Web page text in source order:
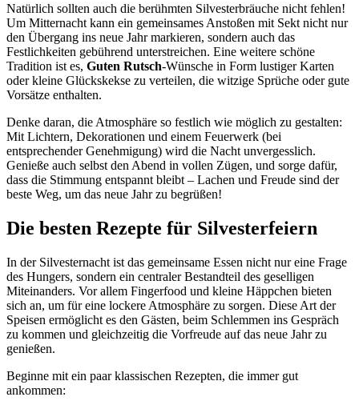
Natürlich sollten auch die berühmten Silvesterbräuche nicht fehlen!
Um Mitternacht kann ein gemeinsames Anstoßen mit Sekt nicht nur
den Übergang ins neue Jahr markieren, sondern auch das
Festlichkeiten gebührend unterstreichen. Eine weitere schöne
Tradition ist es, Guten Rutsch-Wünsche in Form lustiger Karten
oder kleine Glückskekse zu verteilen, die witzige Sprüche oder gute
Vorsätze enthalten.
Denke daran, die Atmosphäre so festlich wie möglich zu gestalten:
Mit Lichtern, Dekorationen und einem Feuerwerk (bei
entsprechender Genehmigung) wird die Nacht unvergesslich.
Genieße auch selbst den Abend in vollen Zügen, und sorge dafür,
dass die Stimmung entspannt bleibt – Lachen und Freude sind der
beste Weg, um das neue Jahr zu begrüßen!
Die besten Rezepte für Silvesterfeiern
In der Silvesternacht ist das gemeinsame Essen nicht nur eine Frage
des Hungers, sondern ein centraler Bestandteil des geselligen
Miteinanders. Vor allem Fingerfood und kleine Häppchen bieten
sich an, um für eine lockere Atmosphäre zu sorgen. Diese Art der
Speisen ermöglicht es den Gästen, beim Schlemmen ins Gespräch
zu kommen und gleichzeitig die Vorfreude auf das neue Jahr zu
genießen.
Beginne mit ein paar klassischen Rezepten, die immer gut
ankommen: